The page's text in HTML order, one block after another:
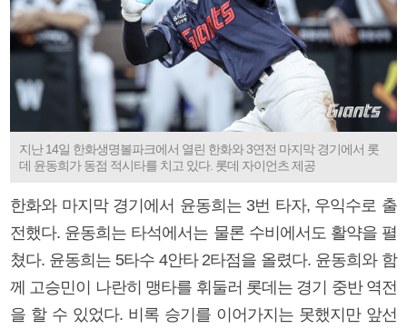
지난 14일 한화생명볼파크에서 열린 한화와 3연전 마지막 경기에서 롯
데 윤동희가 동점 적시타를 치고 있다. 롯데 자이언츠 제공
한화와 마지막 경기에서 윤동희는 3번 타자, 우익수로 출
전했다. 윤동희는 타석에서는 물론 수비에서도 활약을 펼
쳤다. 윤동희는 5타수 4안타 2타점을 올렸다. 윤동희와 함
께 고승민이 나란히 맹타를 휘둘러 롯데는 경기 중반 역전
을 할 수 있었다. 비록 승기를 이어가지는 못했지만 앞선